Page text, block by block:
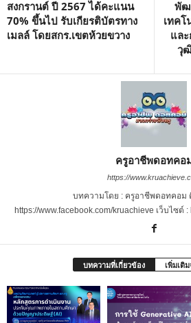
สงกรานต์ ปี 2567 ได้คะแนน
70% ขึ้นไป รับเกียรติบัตรทาง
เมลล์ โดยสกร.เขตห้วยขวาง
พัฒ
เทคโ
แล
วุ
ครูอาชีพดอทคอ
https://
บทความโดย : ครูอาชีพดอทคอม
https://www.facebook.com/kruachieve เว็บไซต์
บทความที่เกี่ยวข้อง เพิ่มเติ